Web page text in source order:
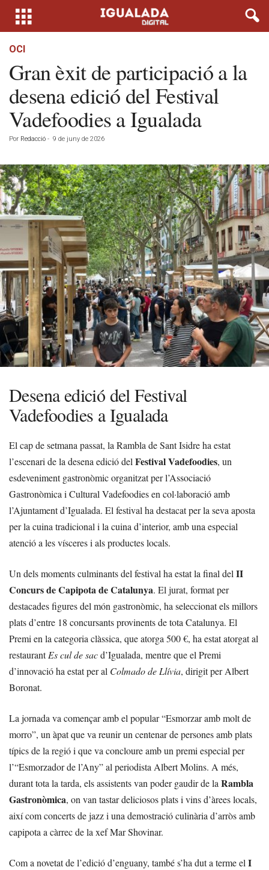
OCI
Gran èxit de participació a la
desena edició del Festival
Vadefoodies a Igualada
Por Redacció - 9 de juny de 2026
Desena edició del Festival
Vadefoodies a Igualada
El cap de setmana passat, la Rambla de Sant Isidre ha estat
l’escenari de la desena edició del Festival Vadefoodies, un
esdeveniment gastronòmic organitzat per l’Associació
Gastronòmica i Cultural Vadefoodies en col·laboració amb
l’Ajuntament d’Igualada. El festival ha destacat per la seva aposta
per la cuina tradicional i la cuina d’interior, amb una especial
atenció a les vísceres i als productes locals.
Un dels moments culminants del festival ha estat la final del II
Concurs de Capipota de Catalunya. El jurat, format per
destacades figures del món gastronòmic, ha seleccionat els millors
plats d’entre 18 concursants provinents de tota Catalunya. El
Premi en la categoria clàssica, que atorga 500 €, ha estat atorgat al
restaurantEs cul de sacd’Igualada, mentre que el Premi
d’innovació ha estat per al Colmado de Llívia, dirigit per Albert
Boronat.
La jornada va començar amb el popular “Esmorzar amb molt de
morro”, un àpat que va reunir un centenar de persones amb plats
típics de la regió i que va concloure amb un premi especial per
l’“Esmorzador de l’Any” al periodista Albert Molins. A més,
durant tota la tarda, els assistents van poder gaudir de la Rambla
Gastronòmica, on van tastar deliciosos plats i vins d’àrees locals,
així com concerts de jazz i una demostració culinària d’arròs amb
capipota a càrrec de la xef Mar Shovinar.
Com a novetat de l’edició d’enguany, també s’ha dut a terme el I